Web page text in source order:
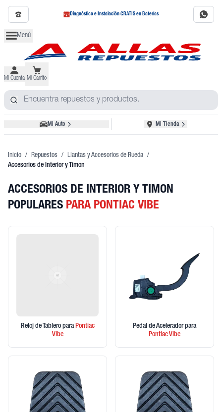
Diagnóstico e Instalación GRATIS en Baterías
Menú
Mi Cuenta Mi Carrito
Mi Auto Mi Tienda
Inicio / Repuestos / Llantas y Accesorios de Rueda /
Accesorios de Interior y Timon
ACCESORIOS DE INTERIOR Y TIMON
POPULARES PARA PONTIAC VIBE
Reloj de Tablero paraPontiac
Vibe
Pedal de Acelerador para
PontiacVibe